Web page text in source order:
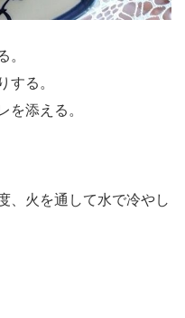
。
する。
を添える。
、火を通して水で冷やし